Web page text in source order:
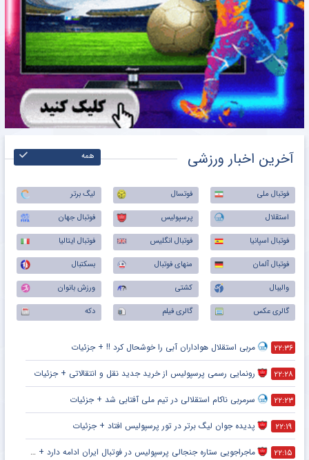
آخرین اخبار ورزشی همه
فوتبال ملی فوتسال
لیگ برتر
استقلال
پرسپولیس
فوتبال جهان
فوتبال اسپانیا
فوتبال انگلیس
فوتبال ایتالیا
فوتبال آلمان
منهای فوتبال
بسکتبال
والیبال
کشتی
ورزش بانوان
گالری عکس
گالری فیلم دکه
۲۲:۳۶ مربی استقلال هواداران آبی را خوشحال کرد !! + جزئیات
۲۲:۲۸ رونمایی رسمی پرسپولیس از خرید جدید نقل و انتقالاتی + جزئیات
۲۲:۲۳ سرمربی ناکام استقلالی در تیم ملی آفتابی شد + جزئیات
۲۲:۱۹ پدیده جوان لیگ برتر در تور پرسپولیس افتاد + جزئیات
۲۲:۱۵ ماجراجویی ستاره جنجالی پرسپولیس در فوتبال ایران ادامه دارد + جزئیات